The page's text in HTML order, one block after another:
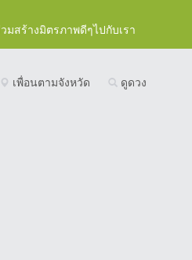
สร้างมิตรภาพดีๆไปกับเรา
เพื่อนตามจังหวัด ดูดวง